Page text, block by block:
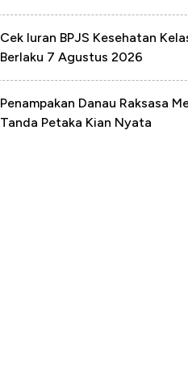
Cek Iuran BPJS Kesehatan
Berlaku 7 Agustus 2026
Penampakan Danau Raksasa
Tanda Petaka Kian Nyata